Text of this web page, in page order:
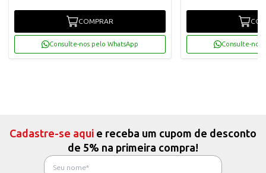
COMPRAR
Consulte-nos pelo WhatsApp Consulte-nos
Cadastre-se aqui e receba um cupom de desconto
de 5% na primeira compra!